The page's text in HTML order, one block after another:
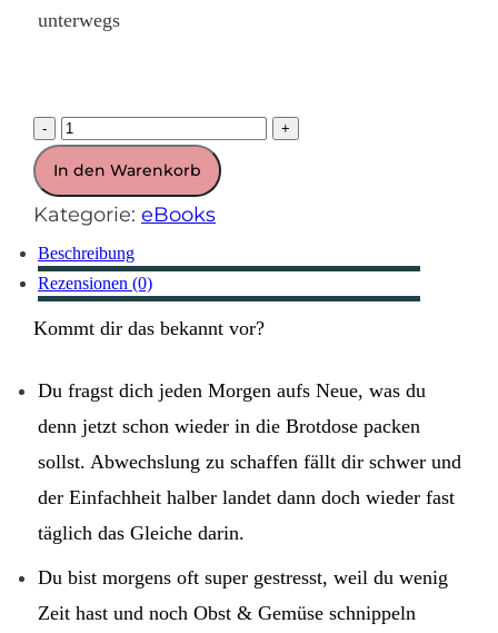
unterwegs
-
eBook
Bundle
-
Brotdosenrezepte
Teil
1-
3
+
In den Warenkorb
Kategorie: eBooks
Beschreibung
Rezensionen (0)
Kommt dir das bekannt vor?
Du fragst dich jeden Morgen aufs Neue, was du
denn jetzt schon wieder in die Brotdose packen
sollst. Abwechslung zu schaffen fällt dir schwer und
der Einfachheit halber landet dann doch wieder fast
täglich das Gleiche darin.
Du bist morgens oft super gestresst, weil du wenig
Zeit hast und noch Obst & Gemüse schnippeln